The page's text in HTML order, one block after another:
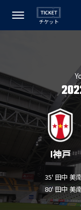
チケット
I神戸
35' 田中 美
80' 田中 美